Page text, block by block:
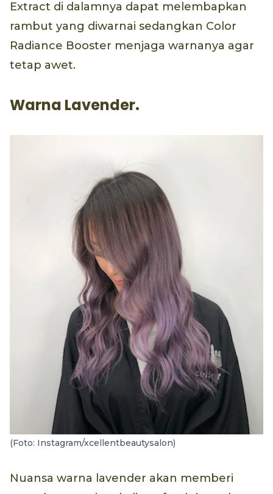
Extract di dalamnya dapat melembapkan
rambut yang diwarnai sedangkan Color
Radiance Booster menjaga warnanya agar
tetap awet.
Warna Lavender.
(Foto: Instagram/xcellentbeautysalon)
Nuansa warna lavender akan memberi